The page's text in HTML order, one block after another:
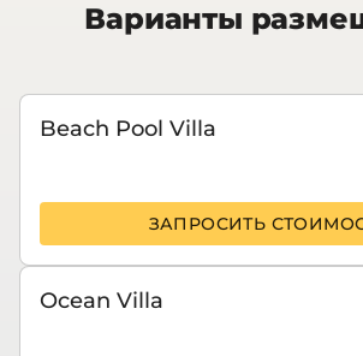
Варианты
Beach Pool Villa
ЗАПРОСИТЬ
Ocean Villa